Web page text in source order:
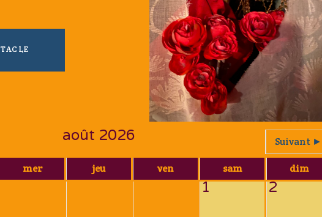
août 2026 Suivant ►
mer jeu ven sam dim
1 2